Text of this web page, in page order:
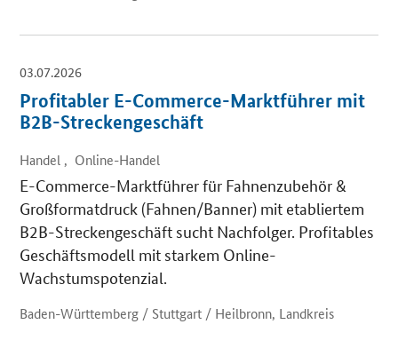
03.07.2026
Profitabler E-Commerce-Marktführer mit
B2B-Streckengeschäft
Handel , Online-Handel
E-Commerce-Marktführer für Fahnenzubehör &
Großformatdruck (Fahnen/Banner) mit etabliertem
B2B-Streckengeschäft sucht Nachfolger. Profitables
Geschäftsmodell mit starkem Online-
Wachstumspotenzial.
Baden-Württemberg / Stuttgart / Heilbronn, Landkreis